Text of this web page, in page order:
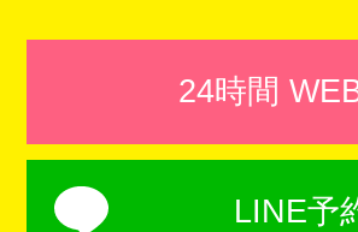
24時間
LINE予